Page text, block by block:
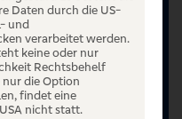
Daten durch die US-
und
verarbeitet werden.
keine oder nur
Rechtsbehelf
nur die Option
findet eine
nicht statt.